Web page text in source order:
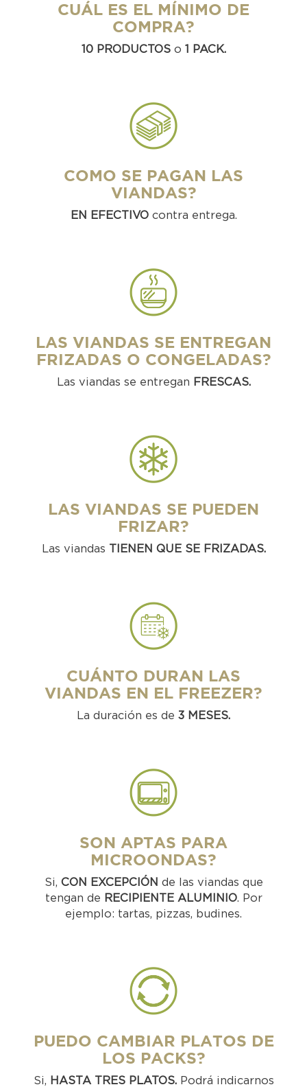
CUÁL ES EL MÍNIMO DE
COMPRA?
10 PRODUCTOSo 1 PACK.
COMO SE PAGAN LAS
VIANDAS?
EN EFECTIVOcontra entrega.
LAS VIANDAS SE ENTREGAN
FRIZADAS O CONGELADAS?
Las viandas se entregan FRESCAS.
LAS VIANDAS SE PUEDEN
FRIZAR?
Las viandas TIENEN QUE SE FRIZADAS.
CUÁNTO DURAN LAS
VIANDAS EN EL FREEZER?
La duración es de 3 MESES.
SON APTAS PARA
MICROONDAS?
Si, CON EXCEPCIÓN de las viandas que
tengan de RECIPIENTE ALUMINIO. Por
ejemplo: tartas, pizzas, budines.
PUEDO CAMBIAR PLATOS DE
LOS PACKS?
Si, HASTA TRES PLATOS.Podrá indicarnos